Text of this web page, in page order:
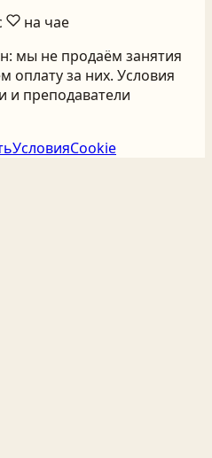
на чае
мы не продаём занятия
за них. Условия
и преподаватели
УсловияCookie